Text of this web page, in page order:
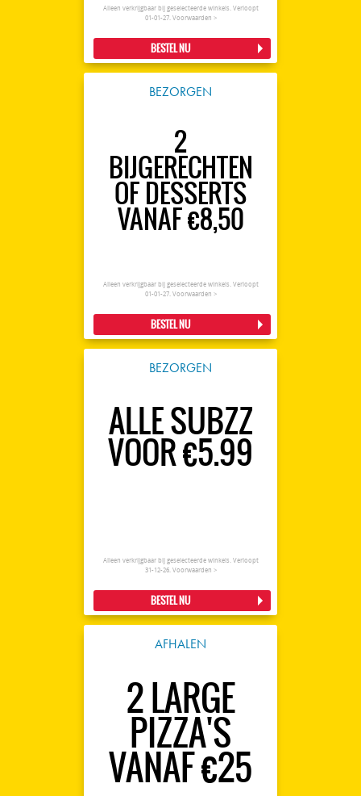
Alleen verkrijgbaar bij geselecteerde winkels. Verloopt
01-01-27. Voorwaarden >
BESTEL NU
BEZORGEN
2
BIJGERECHTEN
OF DESSERTS
VANAF €8,50
Alleen verkrijgbaar bij geselecteerde winkels. Verloopt
01-01-27. Voorwaarden >
BESTEL NU
BEZORGEN
ALLE SUBZZ
VOOR €5.99
Alleen verkrijgbaar bij geselecteerde winkels. Verloopt
31-12-26. Voorwaarden >
BESTEL NU
AFHALEN
2 LARGE
PIZZA'S
VANAF €25